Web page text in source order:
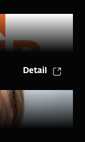
Detail